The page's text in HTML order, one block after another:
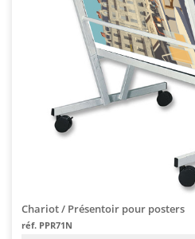
Chariot / Présentoir pour posters
réf. PPR71N